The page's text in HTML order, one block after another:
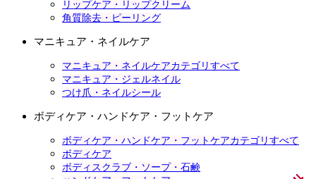
リップケア・リップクリーム
角質除去・ピーリング
マニキュア・ネイルケア
マニキュア・ネイルケアカテゴリすべて
マニキュア・ジェルネイル
つけ爪・ネイルシール
ボディケア・ハンドケア・フットケア
ボディケア・ハンドケア・フットケアカテゴリすべて
ボディケア
ボディスクラブ・ソープ・石鹸